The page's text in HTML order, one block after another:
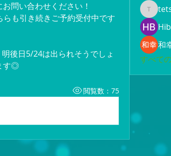
問い合わせください！
も引き続きご予約受付中です
後日5/24は出られそうでしょ
す◎
閲覧数：75
和
すべて